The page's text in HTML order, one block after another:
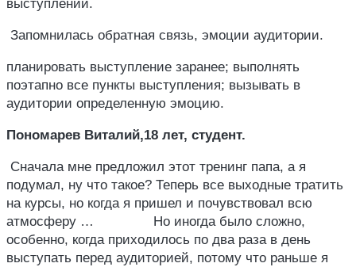
выступлений.
Запомнилась обратная связь, эмоции аудитории.
планировать выступление заранее; выполнять
поэтапно все пункты выступления; вызывать в
аудитории определенную эмоцию.
Пономарев Виталий,18 лет, студент.
Сначала мне предложил этот тренинг папа, а я
подумал, ну что такое? Теперь все выходные тратить
на курсы, но когда я пришел и почувствовал всю
атмосферу … Но иногда было сложно,
особенно, когда приходилось по два раза в день
выступать перед аудиторией, потому что раньше я